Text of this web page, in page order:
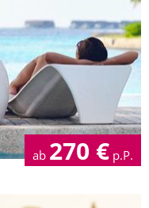
ab 270 € p.P.